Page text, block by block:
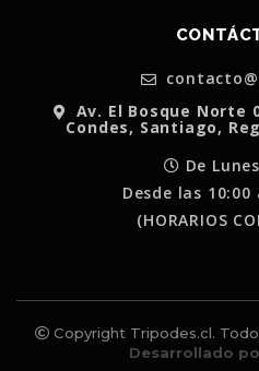
Av. El Bosque Norte
Condes, Santiago,
De
Desde las 10:00
(HORARIOS
Copyright Tripodes.cl.
Desarrollado